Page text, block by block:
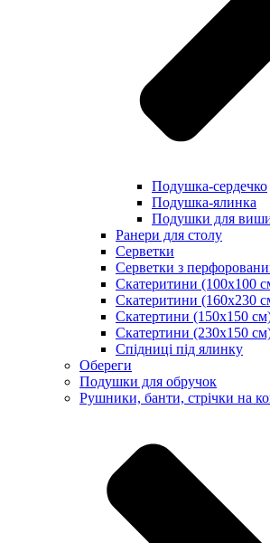
Подушка-сердечко
Подушка-ялинка
Подушки для
Ранери для столу
Серветки
Серветки з
Скатеритини (100х100
Скатеритини (160х230
Скатертини (150х150
Скатертини (230х150
Спідниці під ялинку
Обереги
Подушки для обручок
Рушники, банти, стрічки на